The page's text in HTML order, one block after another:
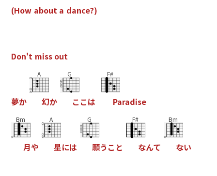
(How about a dance?)
Don't miss out
夢か
A
幻か
G
こ こは
F#
Paradise
Bm
月や
A
星には
G
願う こ と
F#
なんて
Bm
ない